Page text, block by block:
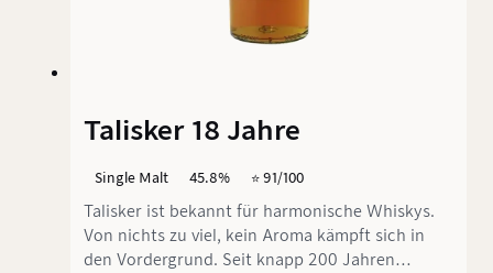
Talisker 18 Jahre
Single Malt 45.8% ⭐️ 91/100
Talisker ist bekannt für harmonische Whiskys.
Von nichts zu viel, kein Aroma kämpft sich in
den Vordergrund. Seit knapp 200 Jahren